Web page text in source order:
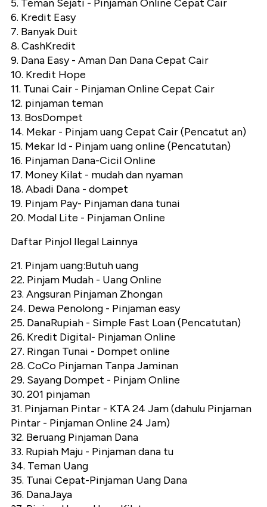
5. Teman Sejati - Pinjaman Online Cepat Cair
6. Kredit Easy
7. Banyak Duit
8. CashKredit
9. Dana Easy - Aman Dan Dana Cepat Cair
10. Kredit Hope
11. Tunai Cair - Pinjaman Online Cepat Cair
12. pinjaman teman
13. BosDompet
14. Mekar - Pinjam uang Cepat Cair (Pencatut an)
15. Mekar Id - Pinjam uang online (Pencatutan)
16. Pinjaman Dana-Cicil Online
17. Money Kilat - mudah dan nyaman
18. Abadi Dana - dompet
19. Pinjam Pay- Pinjaman dana tunai
20. Modal Lite - Pinjaman Online
Daftar Pinjol Ilegal Lainnya
21. Pinjam uang:Butuh uang
22. Pinjam Mudah - Uang Online
23. Angsuran Pinjaman Zhongan
24. Dewa Penolong - Pinjaman easy
25. DanaRupiah - Simple Fast Loan (Pencatutan)
26. Kredit Digital- Pinjaman Online
27. Ringan Tunai - Dompet online
28. CoCo Pinjaman Tanpa Jaminan
29. Sayang Dompet - Pinjam Online
30. 201 pinjaman
31. Pinjaman Pintar - KTA 24 Jam (dahulu Pinjaman
Pintar - Pinjaman Online 24 Jam)
32. Beruang Pinjaman Dana
33. Rupiah Maju - Pinjaman dana tu
34. Teman Uang
35. Tunai Cepat-Pinjaman Uang Dana
36. DanaJaya